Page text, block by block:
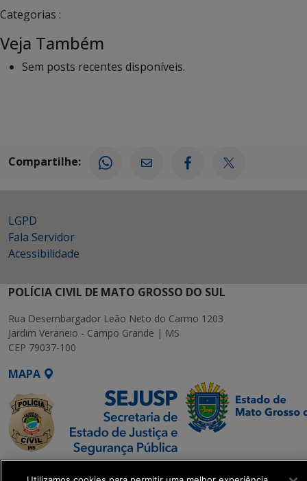
Categorias :
Veja Também
Sem posts recentes disponíveis.
Compartilhe:
LGPD
Fala Servidor
Acessibilidade
POLÍCIA CIVIL DE MATO GROSSO DO SUL
Rua Desembargador Leão Neto do Carmo 1203
Jardim Veraneio - Campo Grande | MS
CEP 79037-100
MAPA